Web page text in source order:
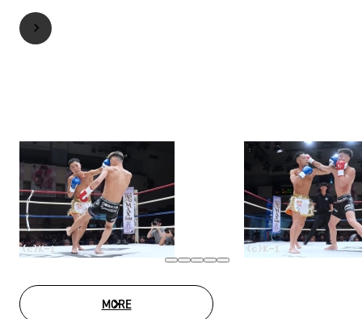
MOREPHOTO GALLERY